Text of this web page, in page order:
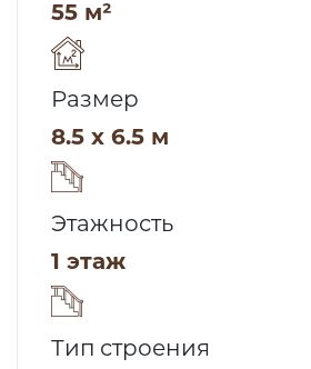
55 м²
Размер
8.5 x 6.5 м
Этажность
1 этаж
Тип строения